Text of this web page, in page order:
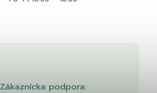
Zákaznícka podpora: